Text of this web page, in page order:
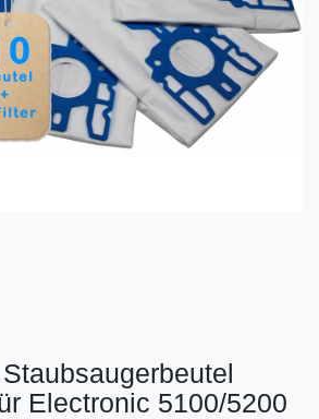
Electronic 5100/5200